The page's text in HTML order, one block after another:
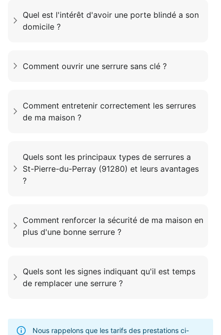
Quel est l'intérêt d'avoir une porte blindé a son
domicile ?
Comment ouvrir une serrure sans clé ?
Comment entretenir correctement les serrures
de ma maison ?
Quels sont les principaux types de serrures a
St-Pierre-du-Perray (91280) et leurs avantages
?
Comment renforcer la sécurité de ma maison en
plus d'une bonne serrure ?
Quels sont les signes indiquant qu'il est temps
de remplacer une serrure ?
Nous rappelons que les tarifs des prestations ci-